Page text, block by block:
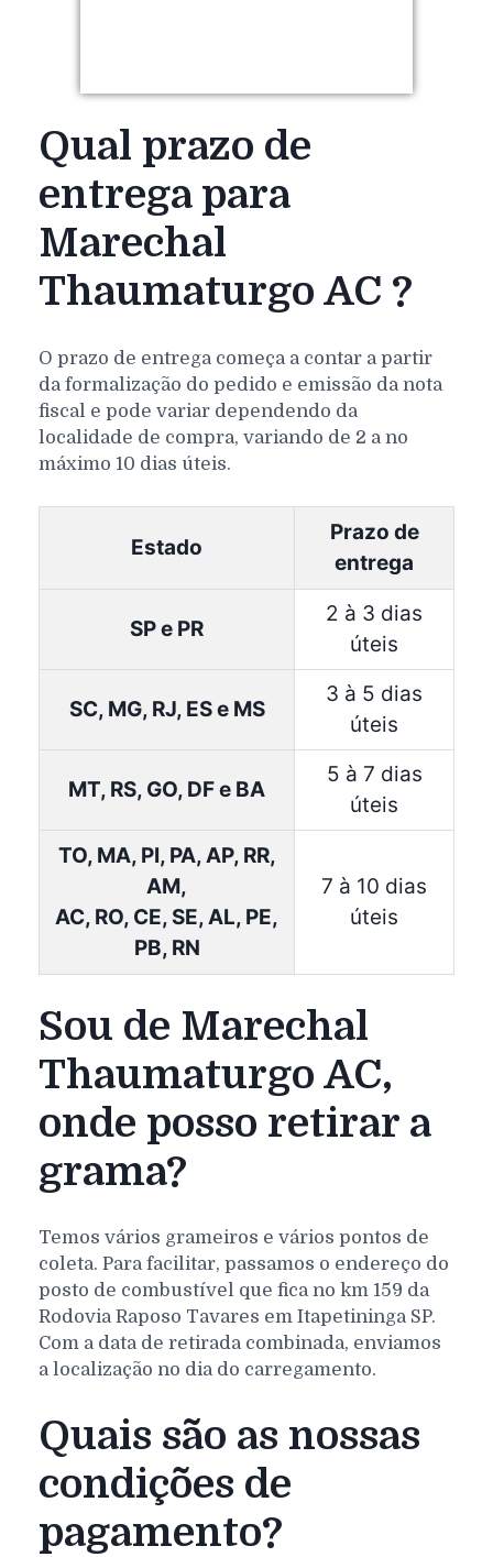
Qual prazo de
entrega para
Marechal
Thaumaturgo AC ?
O prazo de entrega começa a contar a partir
da formalização do pedido e emissão da nota
fiscal e pode variar dependendo da
localidade de compra, variando de 2 a no
máximo 10 dias úteis.
Estado
Prazo de
entrega
SP e PR
2 à 3 dias
úteis
SC, MG, RJ, ES e MS
3 à 5 dias
úteis
MT, RS, GO, DF e BA
5 à 7 dias
úteis
TO, MA, PI, PA, AP, RR,
AM,
AC, RO, CE, SE, AL, PE,
PB, RN
7 à 10 dias
úteis
Sou de Marechal
Thaumaturgo AC,
onde posso retirar a
grama?
Temos vários grameiros e vários pontos de
coleta. Para facilitar, passamos o endereço do
posto de combustível que fica no km 159 da
Rodovia Raposo Tavares em Itapetininga SP.
Com a data de retirada combinada, enviamos
a localização no dia do carregamento.
Quais são as nossas
condições de
pagamento?